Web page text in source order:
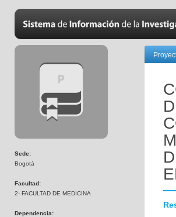
Sede:
Bogotá
Facultad:
2- FACULTAD DE MEDICINA
Dependencia: